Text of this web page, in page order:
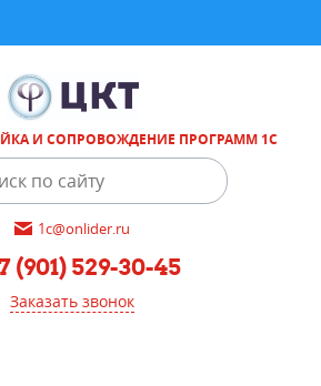
И СОПРОВОЖДЕНИЕ ПРОГРАММ 1С
1c@onlider.ru
(901) 529-30-45
Заказать звонок